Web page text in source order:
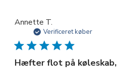
Annette T.
Verificeret køber
Hæfter flot på køleskab,